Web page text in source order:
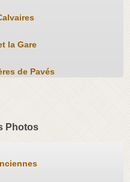
la Gare
de Pavés
Photos